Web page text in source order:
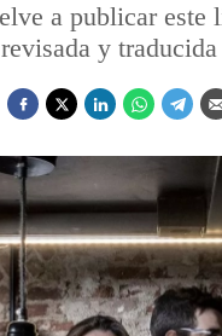
a publicar este
y